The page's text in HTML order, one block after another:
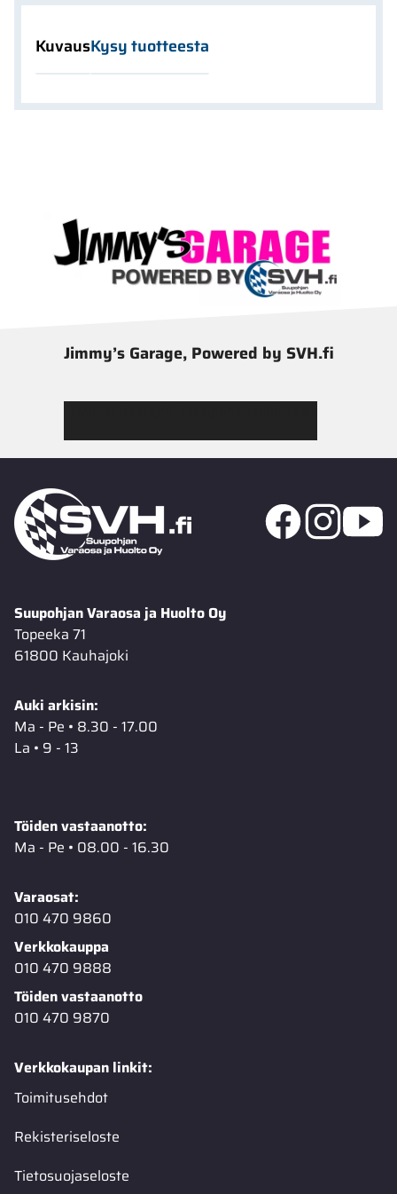
KuvausKysy tuotteesta
Jimmy’s Garage, Powered by SVH.fi
Suupohjan Varaosa ja Huolto Oy
Topeeka 71
61800 Kauhajoki
Auki arkisin:
Ma - Pe • 8.30 - 17.00
La • 9 - 13
Töiden vastaanotto:
Ma - Pe • 08.00 - 16.30
Varaosat:
010 470 9860
Verkkokauppa
010 470 9888
Töiden vastaanotto
010 470 9870
Verkkokaupan linkit:
Toimitusehdot
Rekisteriseloste
Tietosuojaseloste